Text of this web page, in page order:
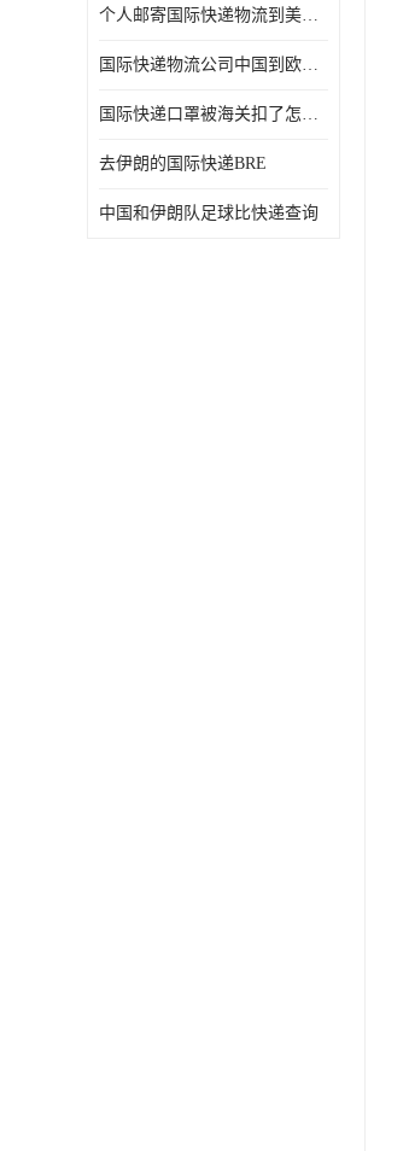
个人邮寄国际快递物流到美加墨西哥英国比利时荷兰波兰意大利
国际快递物流公司中国到欧洲英国法国德国能寄铁路空运海运
国际快递口罩被海关扣了怎么办
去伊朗的国际快递BRE
中国和伊朗队足球比快递查询